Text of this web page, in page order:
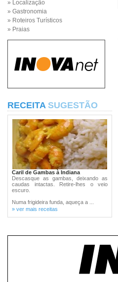
» Localização
» Gastronomia
» Roteiros Turísticos
» Praias
RECEITA SUGESTÃO
Caril de Gambas à Indiana
Descasque as gambas, deixando as
caudas intactas. Retire-lhes o veio
escuro.
Numa frigideira funda, aqueça a ...
» ver mais receitas